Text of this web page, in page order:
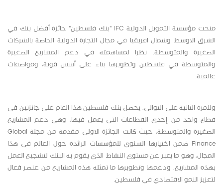
منحت مؤسسة التمويل الدولية IFC "بنك فلسطين" جائزة أفضل بنك في
الشرق الاوسط وشمال افريقيا في مجال التجارة الدولية الخاصة بالشركات
الصغيرة والمتوسطة. نظرا لمساهمته في دعم المشاريع الصغيرة
والمتوسطة في فلسطين وتطويرها بناء على أسس قوية، ومواصفات
عالمية.
وللمرة الثانية على التوالي، يحصل بنك فلسطين هذا العام على جائزتين في
قطاع واحد من إحدى القطاعات التي يعمل فيها، وهي دعم المشاريع
الصغيرة والمتوسطة، حيث كانت الجائزة الاولى مقدمة من مجلة Global
Finance ضمن اختيارها السنوي للمؤسسات الرائدة حول العالم في هذا
المجال، وهو ما يعبر عن مستوى النشاط الذي يقوم به البنك لتشجيع العمل
بهذه المشاريع، ودعمها وتطويرها ما تمثله هذه المشاريع من عنصر فعال
لتعزيز النمو الاقتصادي في فلسطين.